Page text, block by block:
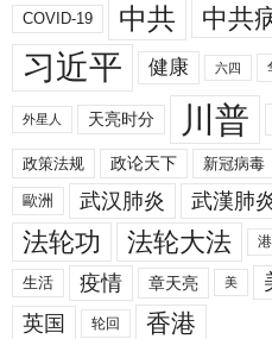
COVID-19 中共 中共
习近平 健康 六四
外星人 天亮时分 川普
政策法规 政论天下 新冠病毒
歐洲 武汉肺炎 武漢肺
法轮功 法轮大法
生活 疫情 章天亮 美
英国 轮回 香港